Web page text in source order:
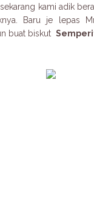
kami adik
Baru je lepas
buat biskut